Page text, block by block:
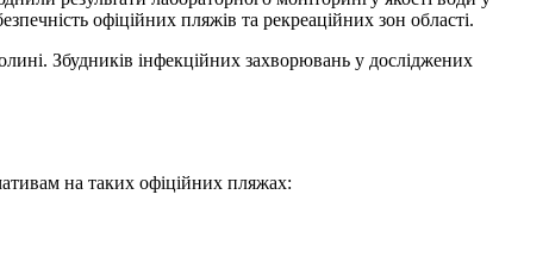
офіційних пляжів та рекреаційних зон області.
Збудників інфекційних захворювань у досліджених
на таких офіційних пляжах: